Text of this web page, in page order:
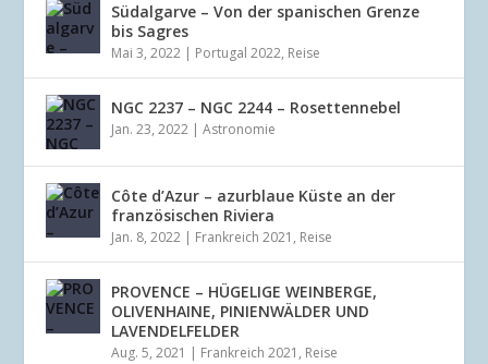
Südalgarve – Von der spanischen Grenze
bis Sagres
Mai 3, 2022 | Portugal 2022, Reise
NGC 2237 – NGC 2244 – Rosettennebel
Jan. 23, 2022 |Astronomie
Côte d’Azur – azurblaue Küste an der
französischen Riviera
Jan. 8, 2022 | Frankreich 2021 , Reise
PROVENCE – HÜGELIGE WEINBERGE,
OLIVENHAINE, PINIENWÄLDER UND
LAVENDELFELDER
Aug. 5, 2021 | Frankreich 2021 , Reise